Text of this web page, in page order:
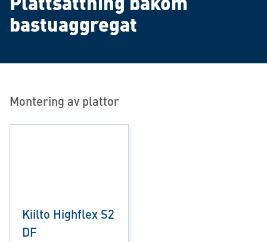
bastuaggregat
Montering av plattor
Kiilto Highflex S2
DF